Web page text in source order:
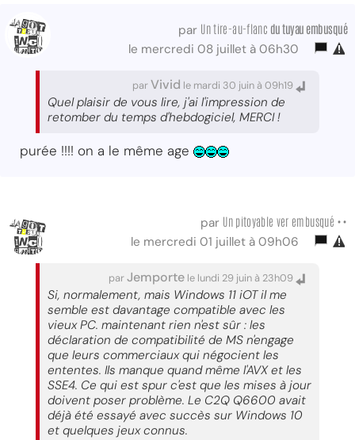
par Un tire-au-flanc du tuyau embusqué
le mercredi 08 juillet à 06h30
parVivid le mardi 30 juin à 09h19
Quel plaisir de vous lire, j'ai l'impression de
retomber du temps d'hebdogiciel, MERCI !
purée !!!! on a le même age
par Un pitoyable ver embusqué ••
le mercredi 01 juillet à 09h06
parJemporte le lundi 29 juin à 23h09
Si, normalement, mais Windows 11 iOT il me
semble est davantage compatible avec les
vieux PC. maintenant rien n'est sûr : les
déclaration de compatibilité de MS n'engage
que leurs commerciaux qui négocient les
ententes. Ils manque quand même l'AVX et les
SSE4. Ce qui est spur c'est que les mises à jour
doivent poser problème. Le C2Q Q6600 avait
déjà été essayé avec succès sur Windows 10
et quelques jeux connus.